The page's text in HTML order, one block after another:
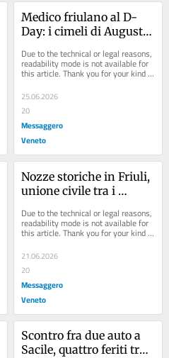
Medico friulano al D-
Day: i cimeli di Augusto
comunità
Due to the technical or legal reasons,
readability mode is not available for
this article. Thank you for your kind
25.06.2026
20
Messaggero
Veneto
Nozze storiche in Friuli,
unione civile tra i
Carlino: è la prima volta
in Italia
Due to the technical or legal reasons,
readability mode is not available for
this article. Thank you for your kind
21.06.2026
20
Messaggero
Veneto
Scontro fra due auto a
Sacile, quattro feriti tra